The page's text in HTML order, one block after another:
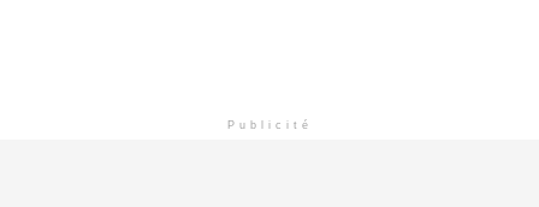
Publicité